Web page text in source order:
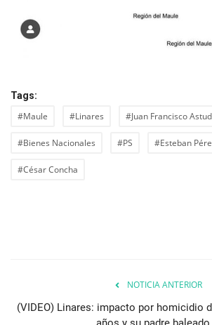
Tags:
#Maule #Linares #Juan Francisco
#Bienes Nacionales #PS #Esteban
#César Concha
NOTICIA ANTERIOR
(VIDEO) Linares: impacto por homicidio